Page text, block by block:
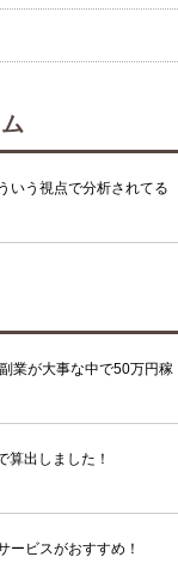
いう視点で分析されてる
業が大事な中で50万円稼
算出しました！
ービスがおすすめ！